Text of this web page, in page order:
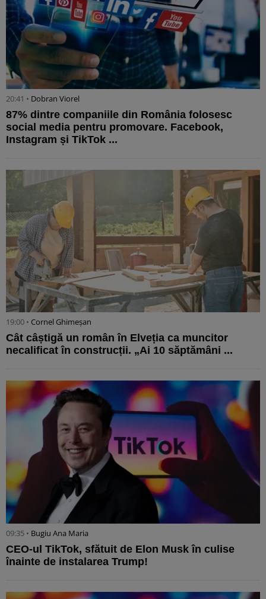
20:41 • Dobran Viorel
87% dintre companiile din România folosesc
social media pentru promovare. Facebook,
Instagram și TikTok ...
19:00 • Cornel Ghimeșan
Cât câștigă un român în Elveția ca muncitor
necalificat în construcții. „Ai 10 săptămâni ...
09:35 • Bugiu ⁠Ana Maria
CEO-ul TikTok, sfătuit de Elon Musk în culise
înainte de instalarea Trump!